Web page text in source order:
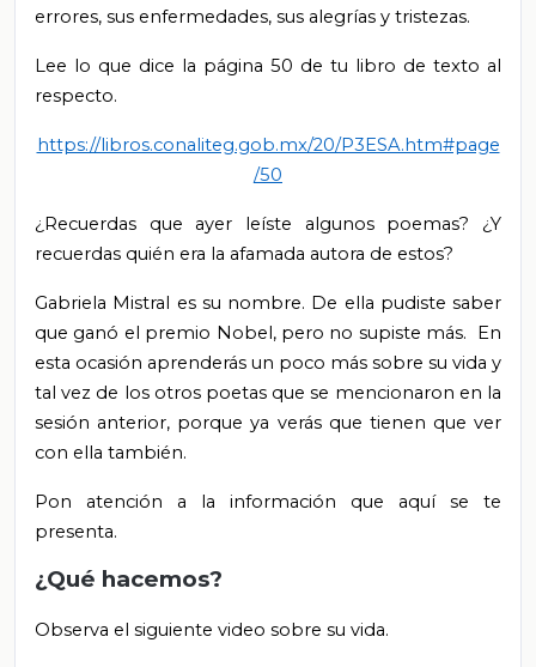
errores, sus enfermedades, sus alegrías y tristezas.
Lee lo que dice la página 50 de tu libro de texto al
respecto.
https://libros.conaliteg.gob.mx/20/P3ESA.htm#page
/50
¿Recuerdas que ayer leíste algunos poemas? ¿Y
recuerdas quién era la afamada autora de estos?
Gabriela Mistral es su nombre. De ella pudiste saber
que ganó el premio Nobel, pero no supiste más. En
esta ocasión aprenderás un poco más sobre su vida y
tal vez de los otros poetas que se mencionaron en la
sesión anterior, porque ya verás que tienen que ver
con ella también.
Pon atención a la información que aquí se te
presenta.
¿Qué hacemos?
Observa el siguiente video sobre su vida.